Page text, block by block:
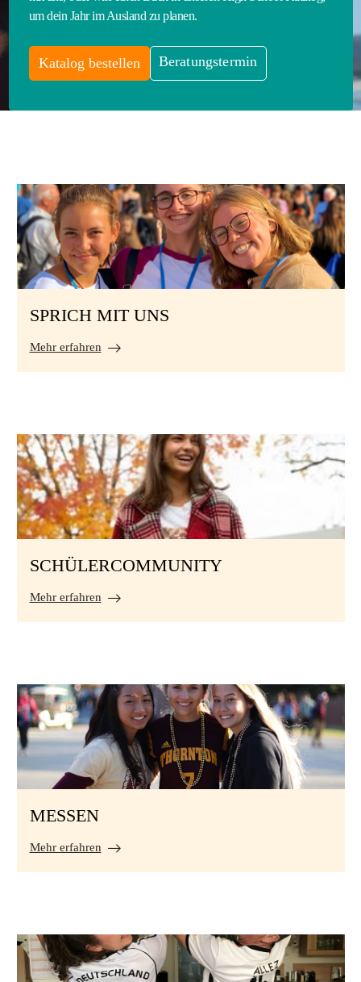
um dein Jahr im Ausland zu planen.
Katalog bestellen Beratungstermin
SPRICH MIT UNS
Mehr erfahren
SCHÜLERCOMMUNITY
Mehr erfahren
MESSEN
Mehr erfahren